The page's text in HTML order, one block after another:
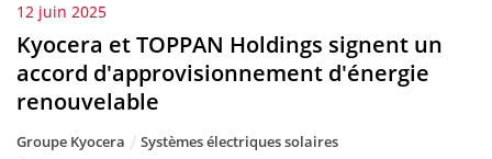
12 juin 2025
Kyocera et TOPPAN Holdings signent un
accord d'approvisionnement d'énergie
renouvelable
Groupe Kyocera Systèmes électriques solaires